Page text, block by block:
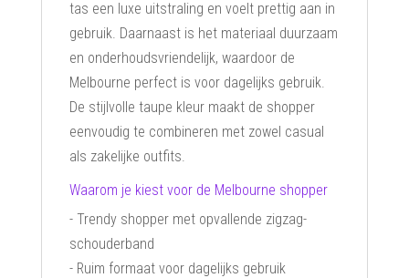
tas een luxe uitstraling en voelt prettig aan in
gebruik. Daarnaast is het materiaal duurzaam
en onderhoudsvriendelijk, waardoor de
Melbourne perfect is voor dagelijks gebruik.
De stijlvolle taupe kleur maakt de shopper
eenvoudig te combineren met zowel casual
als zakelijke outfits.
Waarom je kiest voor de Melbourne shopper
- Trendy shopper met opvallende zigzag-
schouderband
- Ruim formaat voor dagelijks gebruik